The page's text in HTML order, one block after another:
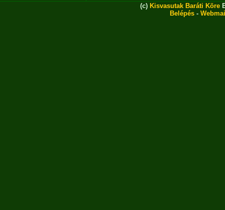
(c) Kisvasutak Baráti Köre
Belépés -